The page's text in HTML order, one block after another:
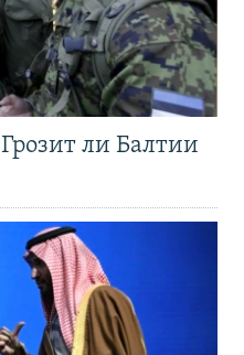
ли Балтии